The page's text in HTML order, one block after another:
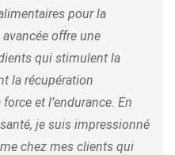
pour la
offre une
qui stimulent la
la récupération
et l’endurance. En
je suis impressionné
chez mes clients qui